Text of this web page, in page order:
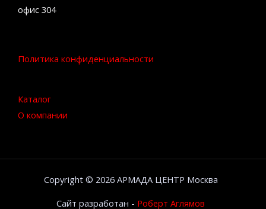
офис 304
Политика конфиденциальности
Каталог
О компании
Copyright © 2026 АРМАДА ЦЕНТР Москва
Сайт разработан - Роберт Аглямов